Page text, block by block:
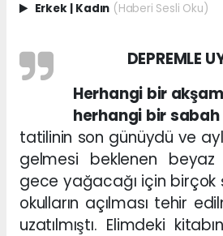
Erkek | Kadın (Haberi Sesli Oku)
DEPREMLE
Herhangi bir
herhangi bir
tatilinin son günüydü ve
gelmesi beklenen
gece yağacağı için birçok
okulların açılması tehir
uzatılmıştı. Elimdeki